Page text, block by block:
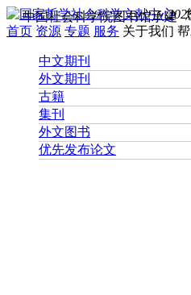
中国社会科学院图书馆承建
首页 资源 专题 服务 关于我们
中文期刊
外文期刊
古籍
集刊
外文图书
优先发布论文